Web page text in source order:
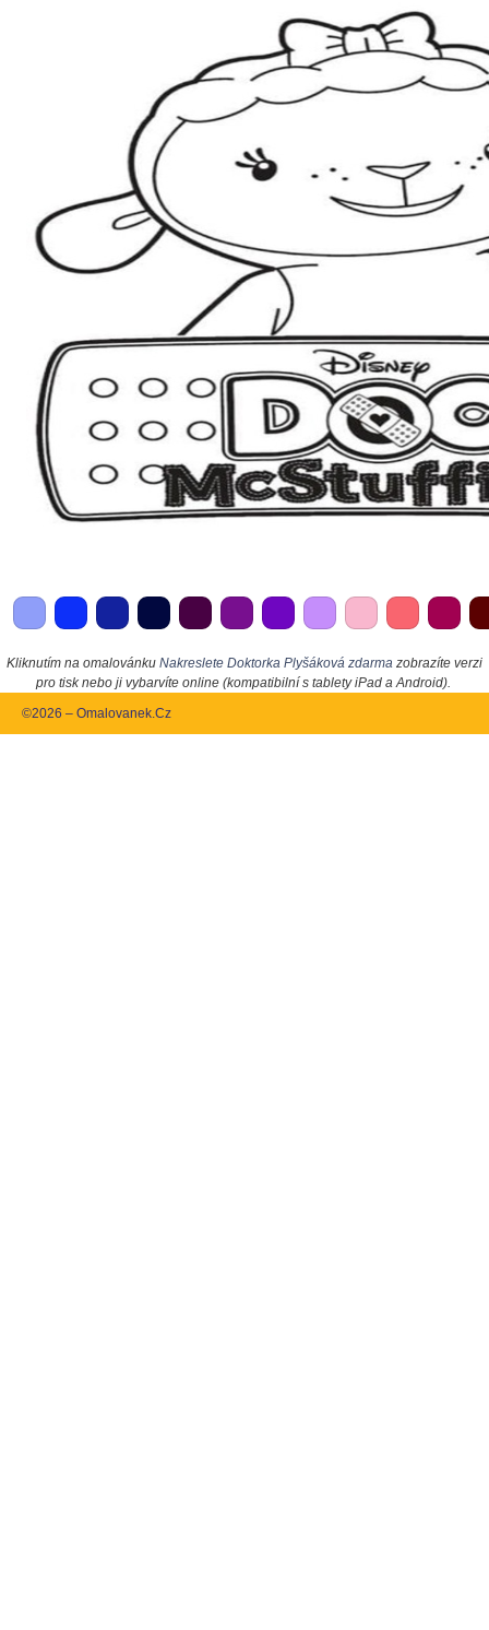
Kliknutím na omalovánku Nakreslete Doktorka Plyšáková zdarma zobrazíte verzi
pro tisk nebo ji vybarvíte online (kompatibilní s tablety iPad a Android).
©2026 – Omalovanek.Cz